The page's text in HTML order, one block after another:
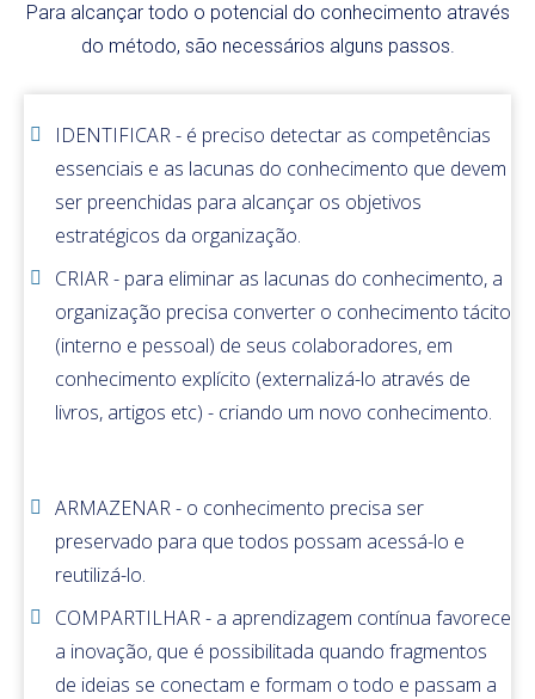
Para alcançar todo o potencial do conhecimento através
do método, são necessários alguns passos.
IDENTIFICAR - é preciso detectar as competências
essenciais e as lacunas do conhecimento que devem
ser preenchidas para alcançar os objetivos
estratégicos da organização.
CRIAR - para eliminar as lacunas do conhecimento, a
organização precisa converter o conhecimento tácito
(interno e pessoal) de seus colaboradores, em
conhecimento explícito (externalizá-lo através de
livros, artigos etc) - criando um novo conhecimento.
ARMAZENAR - o conhecimento precisa ser
preservado para que todos possam acessá-lo e
reutilizá-lo.
COMPARTILHAR - a aprendizagem contínua favorece
a inovação, que é possibilitada quando fragmentos
de ideias se conectam e formam o todo e passam a